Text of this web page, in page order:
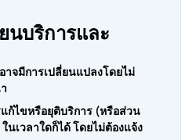
นบริการและ
จมีการเปลี่ยนแปลงโดยไม่
ก้ไขหรือยุติบริการ (หรือส่วน
นเวลาใดก็ได้ โดยไม่ต้องแจ้ง